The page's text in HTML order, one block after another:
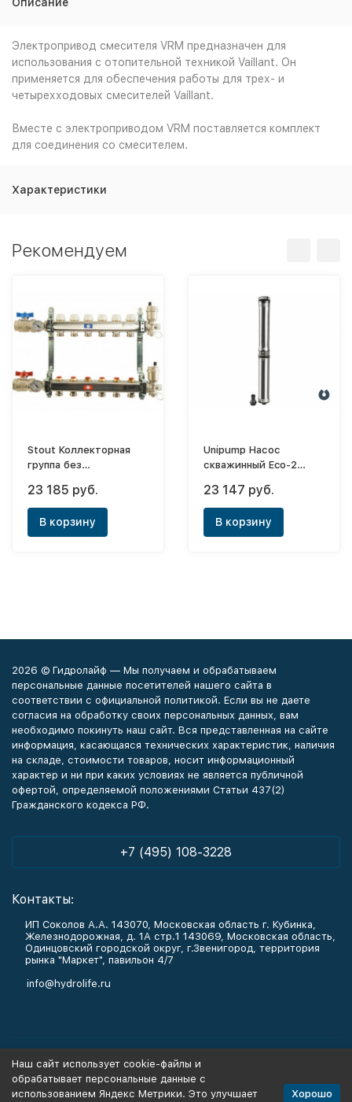
Электропривод смесителя VRM предназначен для
использования с отопительной техникой Vaillant. Он
применяется для обеспечения работы для трех- и
четырехходовых смесителей Vaillant.
Вместе с электроприводом VRM поставляется комплект
для соединения со смесителем.
Характеристики
Рекомендуем
Stout Коллекторная
группа без
регулировочными
вентилями 1"x3/4" - 5
выходов
23 185 руб.
В корзину
Unipump Насос
скважинный Eco-2
23 147 руб.
В корзину
2026 © Гидролайф — Мы получаем и обрабатываем
персональные данные посетителей нашего сайта в
соответствии с официальной политикой. Если вы не даете
согласия на обработку своих персональных данных, вам
необходимо покинуть наш сайт. Вся представленная на сайте
информация, касающаяся технических характеристик, наличия
на складе, стоимости товаров, носит информационный
характер и ни при каких условиях не является публичной
офертой, определяемой положениями Статьи 437(2)
Гражданского кодекса РФ.
+7 (495) 108-3228
Контакты:
ИП Соколов А.А. 143070, Московская область г. Кубинка,
Железнодорожная, д. 1А стр.1 143069, Московская область,
Одинцовский городской округ, г.Звенигород, территория
рынка "Маркет", павильон 4/7
info@hydrolife.ru
Информация
Наш сайт использует cookie-файлы и
обрабатывает персональные данные с
использованием Яндекс Метрики. Это улучшает
Хорошо